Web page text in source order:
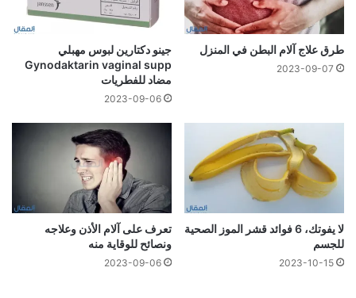
طرق علاج آلام البطن في المنزل
2023-09-07
جينو دكتارين لبوس مهبلي
Gynodaktarin vaginal supp
مضاد للفطريات
2023-09-06
لا يفوتك، 6 فوائد قشر الموز الصحية
للجسم
2023-10-15
تعرف على آلام الأذن وعلاجه
ونصائح للوقاية منه
2023-09-06